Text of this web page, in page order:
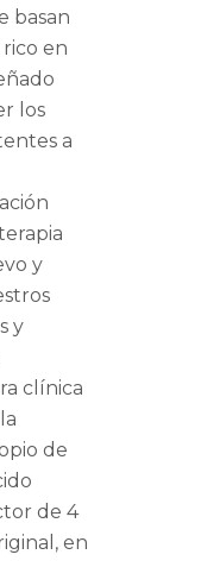
basan
en
los
a
y
y
clínica
de
de 4
en